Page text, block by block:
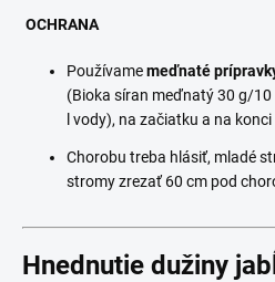
OCHRANA
Používamemeďnaté
(Bioka síran meďnatý 30 g/
l vody), na začiatku a na
Chorobu treba hlásiť, mladé
stromy zrezať 60 cm pod
Hnednutie dužiny